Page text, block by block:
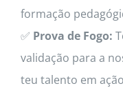
formação
✅ Prova de Fogo:
validação para a
teu talento em